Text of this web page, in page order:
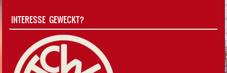
INTERESSE GEWECKT?